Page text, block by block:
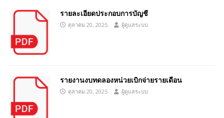
รายละเอียดประกอบการบัญชี
ตุลาคม 20, 2025 ผู้ดูแลระบบ
รายงานงบทดลองหน่วยเบิกจ่ายรายเดือน
ตุลาคม 20, 2025 ผู้ดูแลระบบ